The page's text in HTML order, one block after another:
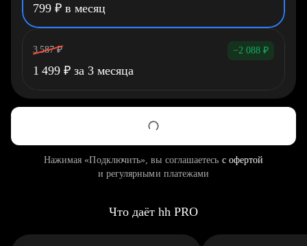
799 ₽ в месяц
3 587 ₽ −2 088 ₽
1 499 ₽ за 3 месяца
Нажимая «Подключить», вы соглашаетесь с офертой
и регулярными платежами
Что даёт hh PRO